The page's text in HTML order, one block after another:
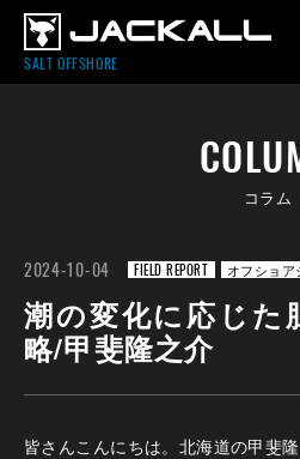
SALT OFFSHORE
コラム
2024-10-04 FIELD REPORT オフショ
潮の変化に応じた
略/甲斐隆之介
皆さんこんにちは。北海道の甲斐隆